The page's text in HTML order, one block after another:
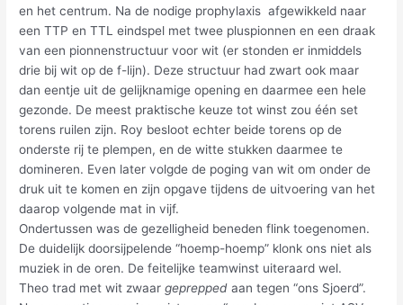
en het centrum. Na de nodige prophylaxis afgewikkeld naar
een TTP en TTL eindspel met twee pluspionnen en een draak
van een pionnenstructuur voor wit (er stonden er inmiddels
drie bij wit op de f-lijn). Deze structuur had zwart ook maar
dan eentje uit de gelijknamige opening en daarmee een hele
gezonde. De meest praktische keuze tot winst zou één set
torens ruilen zijn. Roy besloot echter beide torens op de
onderste rij te plempen, en de witte stukken daarmee te
domineren. Even later volgde de poging van wit om onder de
druk uit te komen en zijn opgave tijdens de uitvoering van het
daarop volgende mat in vijf.
Ondertussen was de gezelligheid beneden flink toegenomen.
De duidelijk doorsijpelende “hoemp-hoemp” klonk ons niet als
muziek in de oren. De feitelijke teamwinst uiteraard wel.
Theo trad met wit zwaargeprepped aan tegen “ons Sjoerd”.